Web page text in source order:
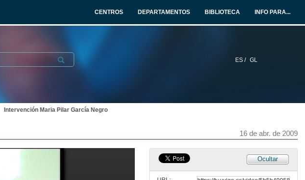
CENTROS DEPARTAMENTOS BIBLIOTECA INFO PARA...
ES / GL
Submit
Intervención Maria Pilar García Negro
16 de abr. de 2009
Ocultar
Presentación
15 de abr. de 2009
Quenda de preguntas